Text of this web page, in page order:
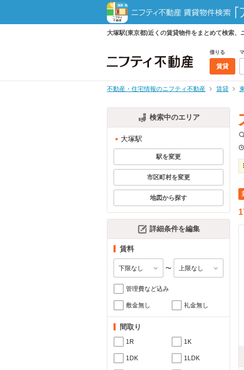
大塚駅(東京都)近くの賃貸物件をまとめて検索、
借りる
賃貸
不動産・住宅情報のニフティ不動産 賃貸
検索中のエリア
大塚駅
駅を変更
市区町村を変更
地図から探す
詳細条件を編集
賃料
〜
管理費など込み
敷金無し 礼金無し
間取り
1R 1K
1DK 1LDK